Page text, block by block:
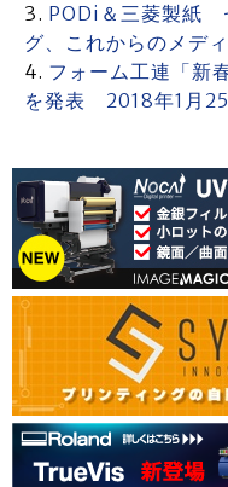
PODi＆三菱製紙
グ、これからのメデ
フォーム工連「新
を発表 2018年1月